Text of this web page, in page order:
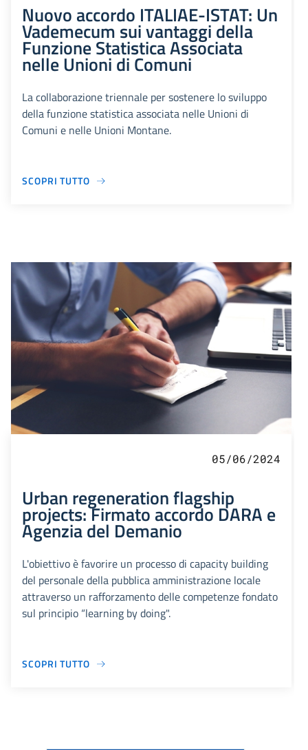
Nuovo accordo ITALIAE-ISTAT: Un
Vademecum sui vantaggi della
Funzione Statistica Associata
nelle Unioni di Comuni
La collaborazione triennale per sostenere lo sviluppo
della funzione statistica associata nelle Unioni di
Comuni e nelle Unioni Montane.
SCOPRI TUTTO
05/06/2024
Urban regeneration flagship
projects: Firmato accordo DARA e
Agenzia del Demanio
L'obiettivo è favorire un processo di capacity building
del personale della pubblica amministrazione locale
attraverso un rafforzamento delle competenze fondato
sul principio “learning by doing".
SCOPRI TUTTO